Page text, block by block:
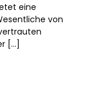
eine
von
[…]